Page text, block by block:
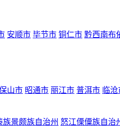
安顺市 毕节市 铜仁市 黔西南布
山市 昭通市 丽江市 普洱市 临
族景颇族自治州 怒江傈僳族自治